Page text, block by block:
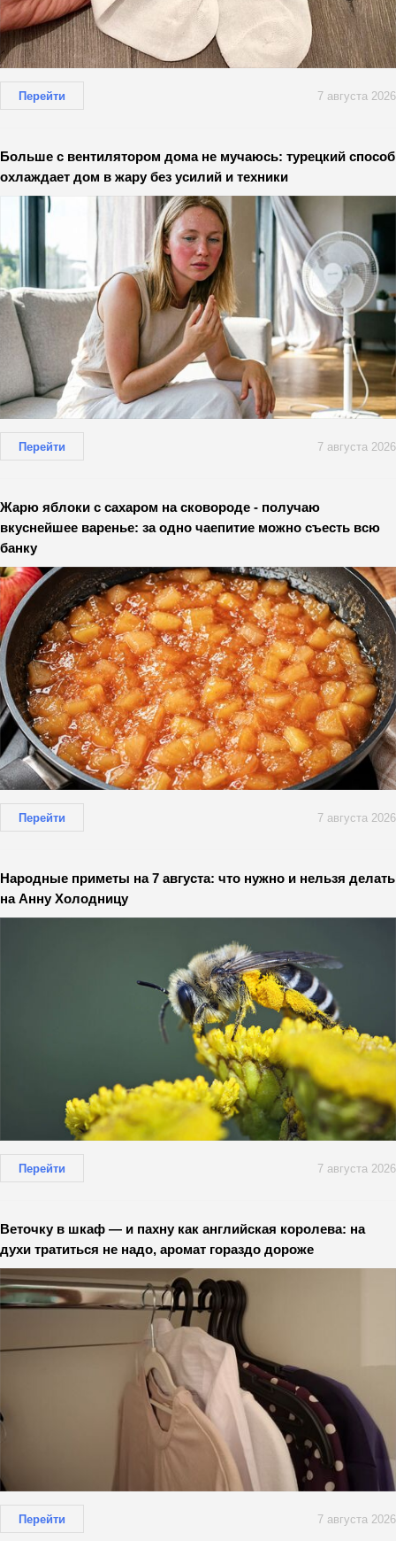
Перейти 7 августа 2026
Больше с вентилятором дома не мучаюсь: турецкий способ
охлаждает дом в жару без усилий и техники
Перейти 7 августа 2026
Жарю яблоки с сахаром на сковороде - получаю
вкуснейшее варенье: за одно чаепитие можно съесть всю
банку
Перейти 7 августа 2026
Народные приметы на 7 августа: что нужно и нельзя делать
на Анну Холодницу
Перейти 7 августа 2026
Веточку в шкаф — и пахну как английская королева: на
духи тратиться не надо, аромат гораздо дороже
Перейти 7 августа 2026